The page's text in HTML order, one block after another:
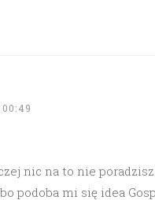
00:49
nic na to nie
podoba mi się idea